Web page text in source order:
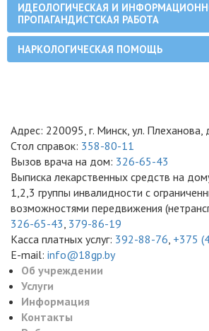
ИДЕОЛОГИЧЕСКАЯ И
ПРОПАГАНДИСТСКАЯ РАБОТА
НАРКОЛОГИЧЕСКАЯ ПОМОЩЬ
Адрес: 220095, г. Минск, ул. Плеханова,
Стол справок: 358-80-11
Вызов врача на дом: 326-65-43
Выписка лекарственных средств на
1,2,3 группы инвалидности с
возможностями передвижения
326-65-43, 379-86-19
Касса платных услуг: 392-88-76, +375
E-mail: info@18gp.by
Об учреждении
Услуги
Информация
Контакты